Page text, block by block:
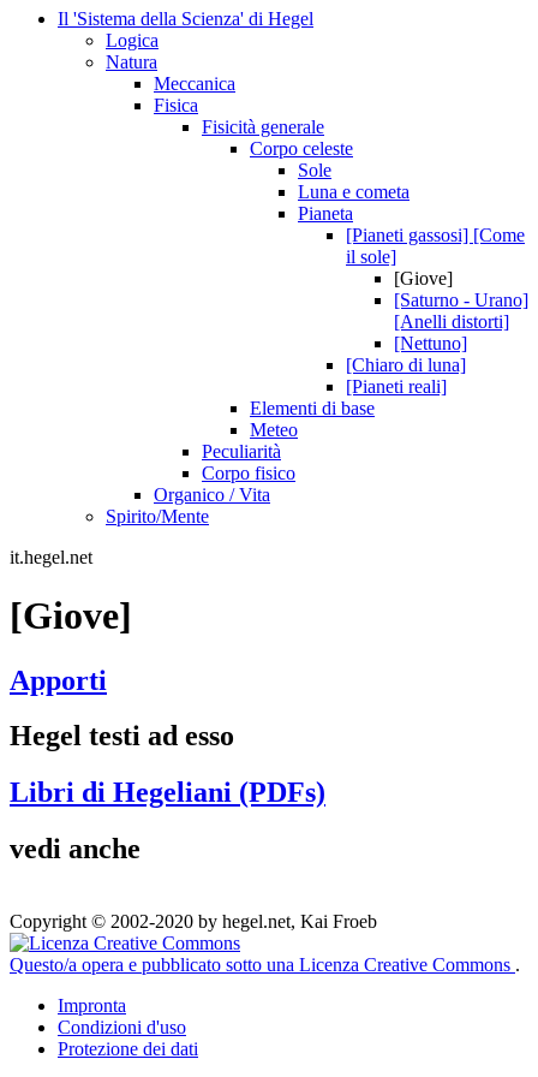
Il 'Sistema della Scienza' di Hegel
Logica
Natura
Meccanica
Fisica
Fisicità generale
Corpo celeste
Sole
Luna e cometa
Pianeta
[Pianeti gassosi] [Come
il sole]
[Giove]
[Saturno - Urano]
[Anelli distorti]
[Nettuno]
[Chiaro di luna]
[Pianeti reali]
Elementi di base
Meteo
Peculiarità
Corpo fisico
Organico / Vita
Spirito/Mente
it.hegel.net
[Giove]
Apporti
Hegel testi ad esso
Libri di Hegeliani (PDFs)
vedi anche
Copyright © 2002-2020 by hegel.net, Kai Froeb
Questo/a opera e pubblicato sotto una Licenza Creative Commons .
Impronta
Condizioni d'uso
Protezione dei dati